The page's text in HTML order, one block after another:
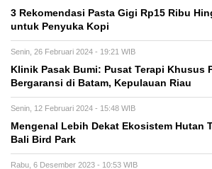
3 Rekomendasi Pasta Gigi Rp15 Ribu
untuk Penyuka Kopi
Senin, 26 Februari 2024 - 19:21 WIB
Klinik Pasak Bumi: Pusat Terapi Khusus
Bergaransi di Batam, Kepulauan Riau
Senin, 12 Februari 2024 - 15:48 WIB
Mengenal Lebih Dekat Ekosistem Hutan
Bali Bird Park
Rabu, 6 Desember 2023 - 10:53 WIB